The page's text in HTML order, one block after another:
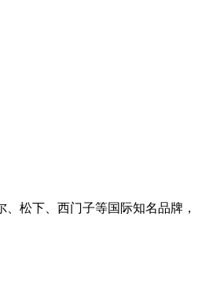
松下、西门子等国际知名品牌，